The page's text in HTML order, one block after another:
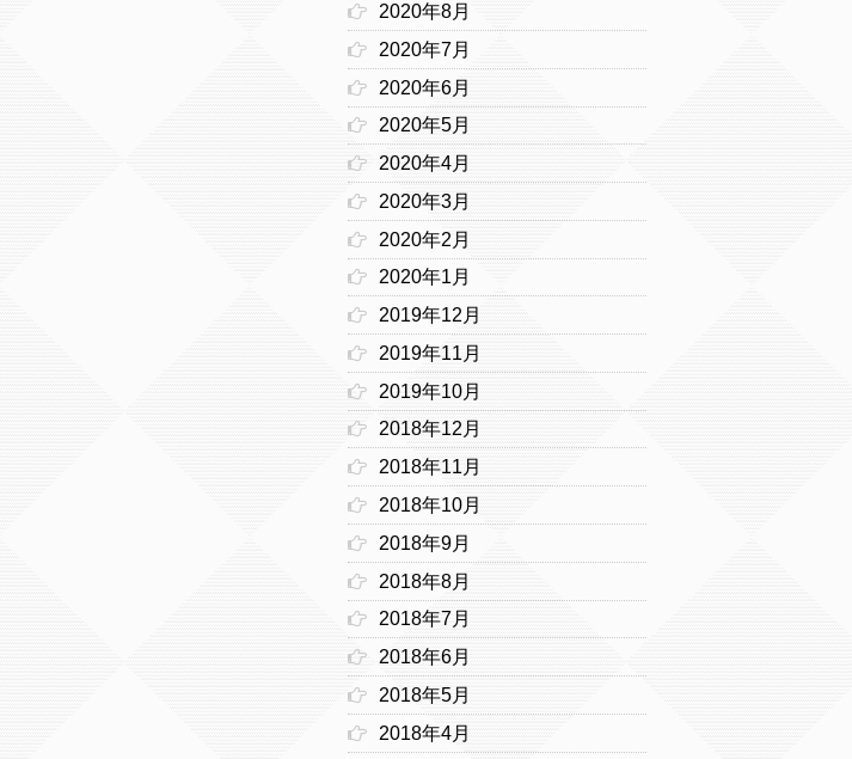
2020年8月
2020年7月
2020年6月
2020年5月
2020年4月
2020年3月
2020年2月
2020年1月
2019年12月
2019年11月
2019年10月
2018年12月
2018年11月
2018年10月
2018年9月
2018年8月
2018年7月
2018年6月
2018年5月
2018年4月